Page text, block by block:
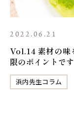
2022.06.21
Vol.14 素材の味
限のポイントです
浜内先生コラム